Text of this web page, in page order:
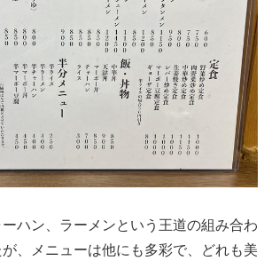
ハン、ラーメンという王道の組み合わ
、メニューは他にも多彩で、どれも美